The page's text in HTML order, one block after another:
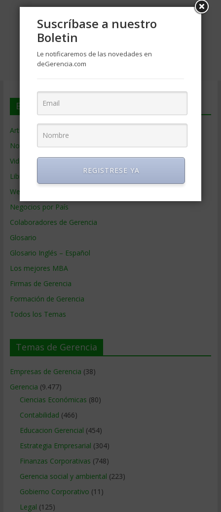
En deGerencia.com
Artículos de Gerencia
Noticias de Gerencia
Videos de Gerencia
Libros de Gerencia
Webs de Gerencia
Negocios por País
Colaboradores de Gerencia
Glosario
Glosario Inglés – Español
Los mejores MBA
Firmas de Gerencia
Formación de Gerencia
Todos los Temas
Temas de Gerencia
Empresas de Gerencia (38)
Gerencia (9.477)
Ciencias Económicas (80)
Contabilidad (466)
Educacion Gerencial (454)
Estrategia Empresarial (304)
Finanzas Corporativas (748)
Gerencia social y ambiental (223)
Gobierno Corporativo (11)
Legal (125)
Suscríbase a nuestro
Boletin
Le notificaremos de las novedades en
deGerencia.com
REGISTRESE YA